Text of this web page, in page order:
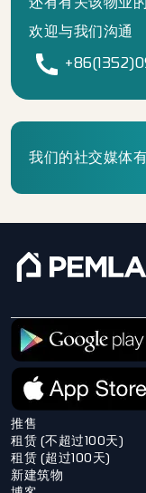
还有有关该物业
欢迎与我们沟通
我们的社交媒体
推售
租赁 (不超过100天)
租赁 (超过100天)
新建筑物